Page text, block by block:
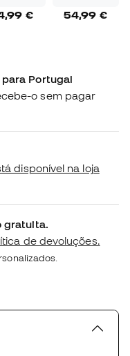
€ 54,99 €
Portugal
o sem pagar
disponível na loja
gratuita.
de devoluções.